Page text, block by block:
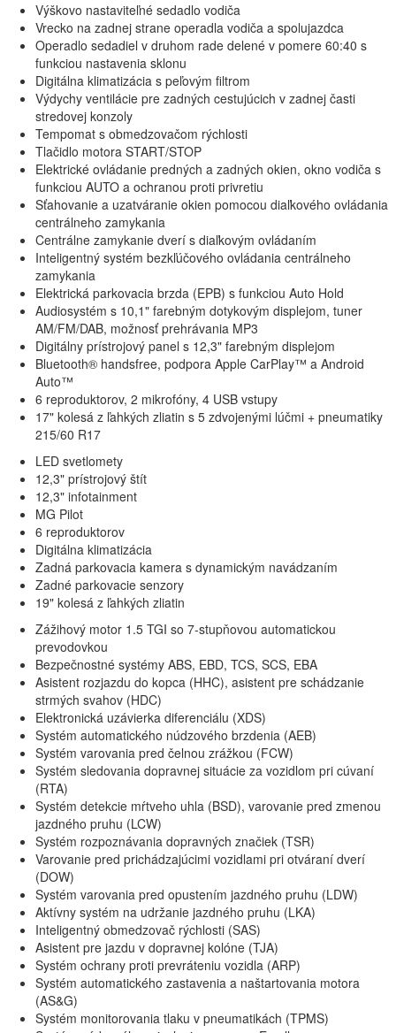
Výškovo nastaviteľné sedadlo vodiča
Vrecko na zadnej strane operadla vodiča a spolujazdca
Operadlo sedadiel v druhom rade delené v pomere 60:40 s
funkciou nastavenia sklonu
Digitálna klimatizácia s peľovým filtrom
Výdychy ventilácie pre zadných cestujúcich v zadnej časti
stredovej konzoly
Tempomat s obmedzovačom rýchlosti
Tlačidlo motora START/STOP
Elektrické ovládanie predných a zadných okien, okno vodiča s
funkciou AUTO a ochranou proti privretiu
Sťahovanie a uzatváranie okien pomocou diaľkového ovládania
centrálneho zamykania
Centrálne zamykanie dverí s diaľkovým ovládaním
Inteligentný systém bezkľúčového ovládania centrálneho
zamykania
Elektrická parkovacia brzda (EPB) s funkciou Auto Hold
Audiosystém s 10,1" farebným dotykovým displejom, tuner
AM/FM/DAB, možnosť prehrávania MP3
Digitálny prístrojový panel s 12,3" farebným displejom
Bluetooth® handsfree, podpora Apple CarPlay™ a Android
Auto™
6 reproduktorov, 2 mikrofóny, 4 USB vstupy
17" kolesá z ľahkých zliatin s 5 zdvojenými lúčmi + pneumatiky
215/60 R17
LED svetlomety
12,3" prístrojový štít
12,3" infotainment
MG Pilot
6 reproduktorov
Digitálna klimatizácia
Zadná parkovacia kamera s dynamickým navádzaním
Zadné parkovacie senzory
19" kolesá z ľahkých zliatin
Zážihový motor 1.5 TGI so 7-stupňovou automatickou
prevodovkou
Bezpečnostné systémy ABS, EBD, TCS, SCS, EBA
Asistent rozjazdu do kopca (HHC), asistent pre schádzanie
strmých svahov (HDC)
Elektronická uzávierka diferenciálu (XDS)
Systém automatického núdzového brzdenia (AEB)
Systém varovania pred čelnou zrážkou (FCW)
Systém sledovania dopravnej situácie za vozidlom pri cúvaní
(RTA)
Systém detekcie mŕtveho uhla (BSD), varovanie pred zmenou
jazdného pruhu (LCW)
Systém rozpoznávania dopravných značiek (TSR)
Varovanie pred prichádzajúcimi vozidlami pri otváraní dverí
(DOW)
Systém varovania pred opustením jazdného pruhu (LDW)
Aktívny systém na udržanie jazdného pruhu (LKA)
Inteligentný obmedzovač rýchlosti (SAS)
Asistent pre jazdu v dopravnej kolóne (TJA)
Systém ochrany proti prevráteniu vozidla (ARP)
Systém automatického zastavenia a naštartovania motora
(AS&G)
Systém monitorovania tlaku v pneumatikách (TPMS)